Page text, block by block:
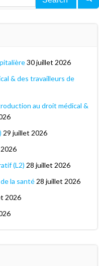
30 juillet 2026
& des travailleurs de
au droit médical &
29 juillet 2026
(L2) 28 juillet 2026
la santé 28 juillet 2026
2026